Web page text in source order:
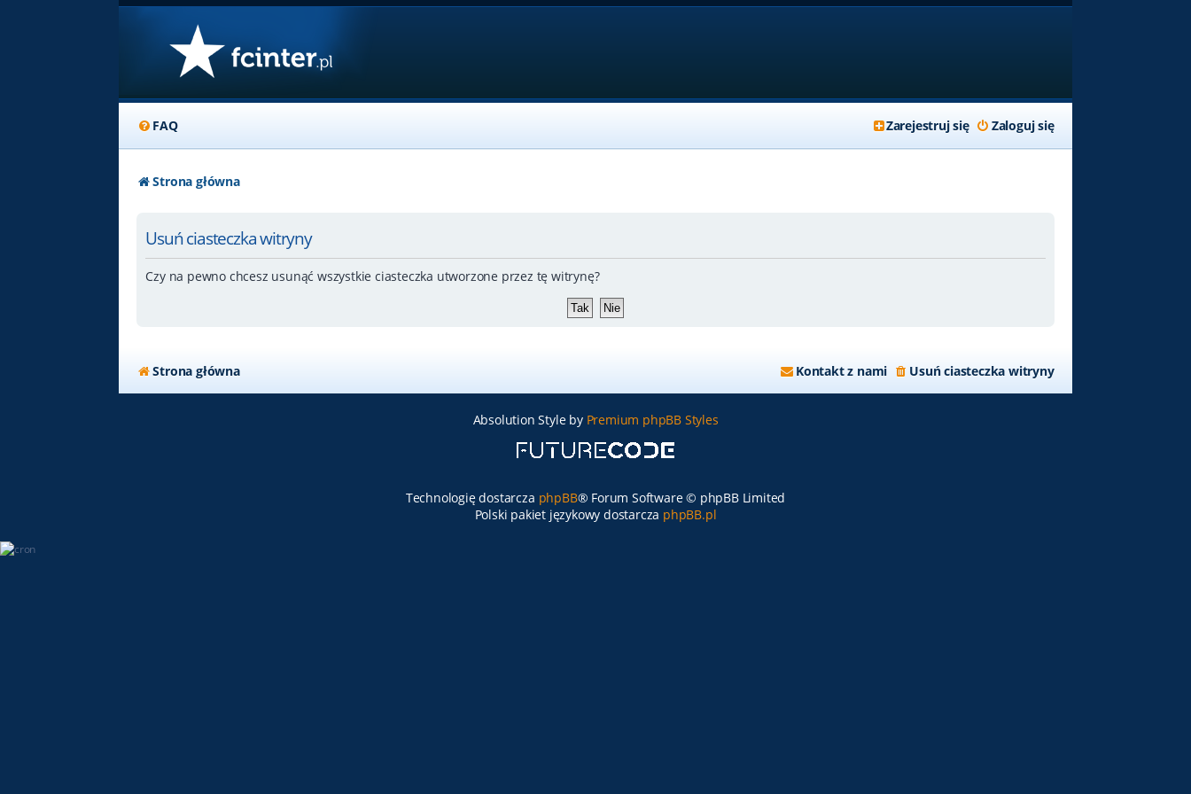
FAQ Zaloguj się
Zarejestruj się
Strona główna
Usuń ciasteczka witryny
Czy na pewno chcesz usunąć wszystkie ciasteczka utworzone przez tę witrynę?
Strona główna Usuń ciasteczka witryny
Kontakt z nami
Absolution Style by Premium phpBB Styles
Technologię dostarcza phpBB® Forum Software © phpBB Limited
Polski pakiet językowy dostarcza phpBB.pl